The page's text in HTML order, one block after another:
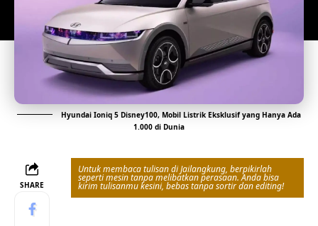
Hyundai Ioniq 5 Disney100, Mobil Listrik Eksklusif yang Hanya Ada
1.000 di Dunia
SHARE
Untuk membaca tulisan di Jailangkung, berpikirlah
seperti mesin tanpa melibatkan perasaan. Anda bisa
kirim tulisanmu kesini, bebas tanpa sortir dan editing!